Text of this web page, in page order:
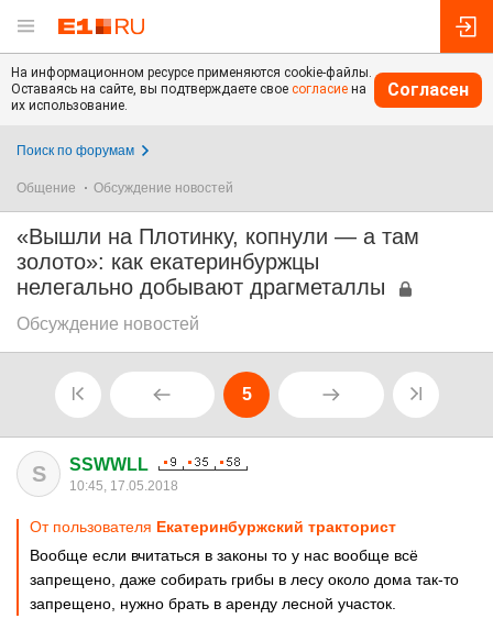
На информационном ресурсе применяются cookie-файлы.
Оставаясь на сайте, вы подтверждаете свое согласие на
их использование.
Согласен
Поиск по форумам
Общение Обсуждение новостей
«Вышли на Плотинку, копнули — а там
золото»: как екатеринбуржцы
нелегально добывают драгметаллы
Обсуждение новостей
5
S SSWWLL
10:45, 17.05.2018
От пользователя Екатеринбуржский тракторист
Вообще если вчитаться в законы то у нас вообще всё
запрещено, даже собирать грибы в лесу около дома так-то
запрещено, нужно брать в аренду лесной участок.